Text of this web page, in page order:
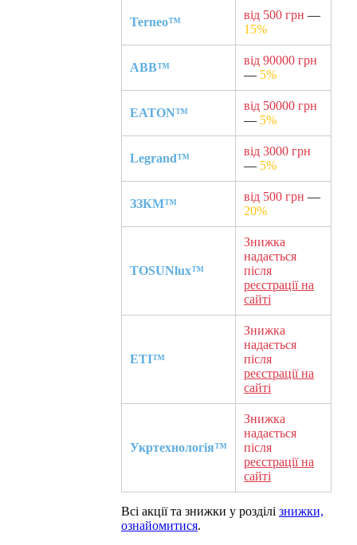
Terneo™
від 500 грн —
15%
ABB™
від 90000 грн
— 5%
EATON™
від 50000 грн
— 5%
Legrand™
від 3000 грн
— 5%
ЗЗКМ™
від 500 грн —
20%
TOSUNlux™
Знижка
надається
після
реєстрації на
сайті
ETI™
Знижка
надається
після
реєстрації на
сайті
Укртехнологія™
Знижка
надається
після
реєстрації на
сайті
Всі акції та знижки у розділі знижки,
ознайомитися.